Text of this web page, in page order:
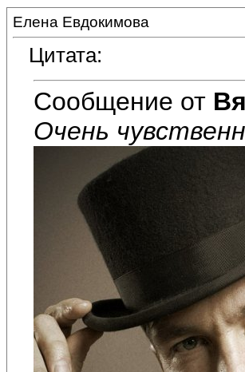
Елена Евдокимова
Цитата:
Сообщение от
Очень